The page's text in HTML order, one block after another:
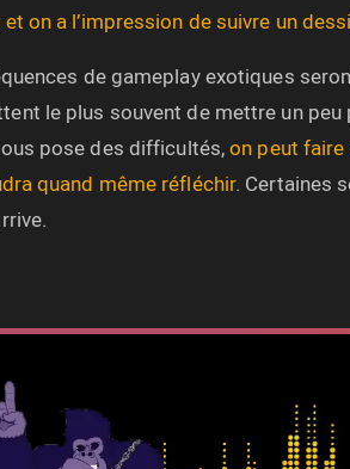
on a l’impression de suivre un
de gameplay exotiques
le plus souvent de mettre un peu
pose des difficultés,on peut faire
quand même réfléchir. Certaines